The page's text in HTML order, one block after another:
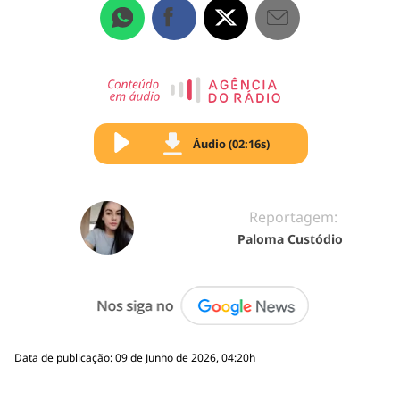
Áudio (02:16s)
Reportagem:
Paloma Custódio
Data de publicação: 09 de Junho de 2026, 04:20h